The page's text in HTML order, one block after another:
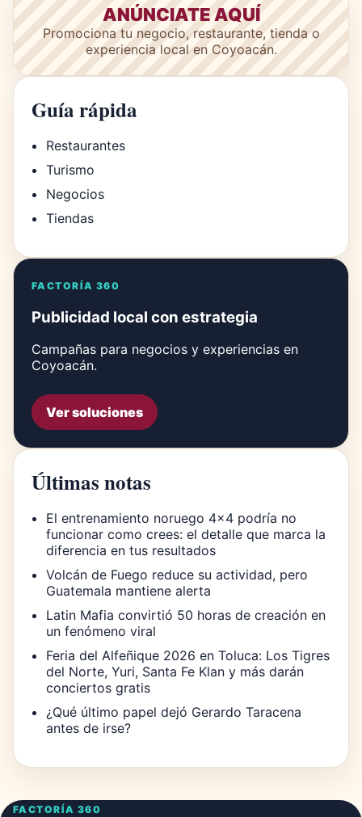
ANÚNCIATE AQUÍ
Promociona tu negocio, restaurante, tienda o
experiencia local en Coyoacán.
Guía rápida
Restaurantes
Turismo
Negocios
Tiendas
FACTORÍA 360
Publicidad local con estrategia
Campañas para negocios y experiencias en
Coyoacán.
Ver soluciones
Últimas notas
El entrenamiento noruego 4×4 podría no
funcionar como crees: el detalle que marca la
diferencia en tus resultados
Volcán de Fuego reduce su actividad, pero
Guatemala mantiene alerta
Latin Mafia convirtió 50 horas de creación en
un fenómeno viral
Feria del Alfeñique 2026 en Toluca: Los Tigres
del Norte, Yuri, Santa Fe Klan y más darán
conciertos gratis
¿Qué último papel dejó Gerardo Taracena
antes de irse?
FACTORÍA 360